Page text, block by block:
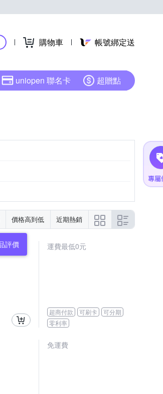
購物車 帳號綁定送
uniopen 聯名卡 超贈點
價格高到低 近期熱銷
運費最低0元
超商付款 可刷卡
可分期
零利率
免運費